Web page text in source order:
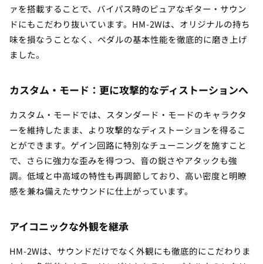
ァを搭載することで、バイパス時のピュアなギター・サウン
ドにもこだわり抜いています。HM-2Wは、オリジナルの持ち
味を損なうことなく、ペダルの基本性能を徹底的に磨き上げ
ました。
カスタム・モード：更に攻撃的なディストーションへ
カスタム・モードでは、スタンダード・モードのキャラクタ
ーを維持したまま、より攻撃的なディストーションを得るこ
とができます。ゲイン回路に特別なチューニングを施すこと
で、さらに強力な歪みを得つつ、音の鋭さやアタックも強
調。低域と中高域の特性も再調節しており、高い密度と明瞭
感を兼ね備えたサウンドに仕上がっています。
アイコニックな外観を継承
HM-2Wは、サウンドだけでなく外観にも徹底的にこだわりま